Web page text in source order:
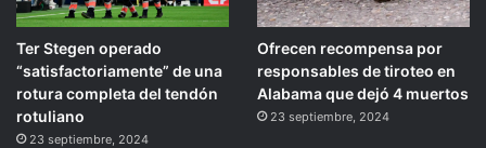
Ter Stegen operado
“satisfactoriamente” de una
rotura completa del tendón
rotuliano
23 septiembre, 2024
Ofrecen recompensa por
responsables de tiroteo en
Alabama que dejó 4 muertos
23 septiembre, 2024